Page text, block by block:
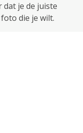
je de juiste
die je wilt.